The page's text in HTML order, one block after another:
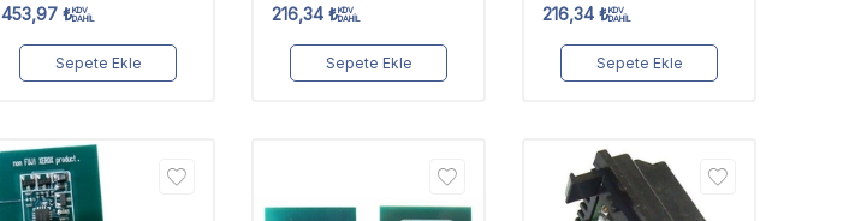
453,97 ₺KDV
DAHİL
Sepete Ekle
216,34 ₺KDV
DAHİL
Sepete Ekle
216,34 ₺KDV
DAHİL
Sepete Ekle